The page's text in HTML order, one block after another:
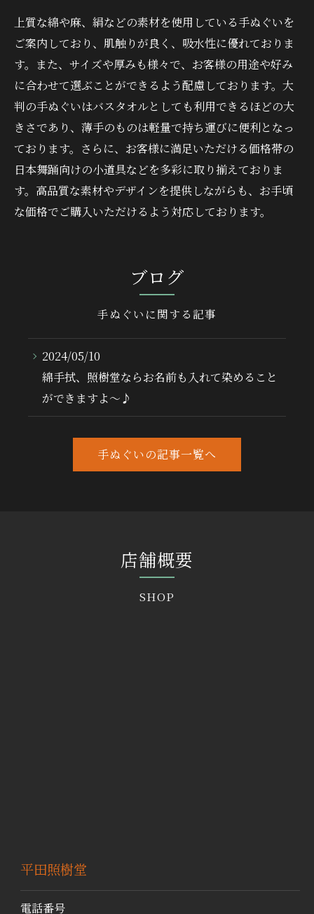
上質な綿や麻、絹などの素材を使用している手ぬぐいを
ご案内しており、肌触りが良く、吸水性に優れておりま
す。また、サイズや厚みも様々で、お客様の用途や好み
に合わせて選ぶことができるよう配慮しております。大
判の手ぬぐいはバスタオルとしても利用できるほどの大
きさであり、薄手のものは軽量で持ち運びに便利となっ
ております。さらに、お客様に満足いただける価格帯の
日本舞踊向けの小道具などを多彩に取り揃えておりま
す。高品質な素材やデザインを提供しながらも、お手頃
な価格でご購入いただけるよう対応しております。
ブログ
手ぬぐいに関する記事
2024/05/10
綿手拭、照樹堂ならお名前も入れて染めること
ができますよ～♪
手ぬぐいの記事一覧へ
店舗概要
SHOP
平田照樹堂
電話番号